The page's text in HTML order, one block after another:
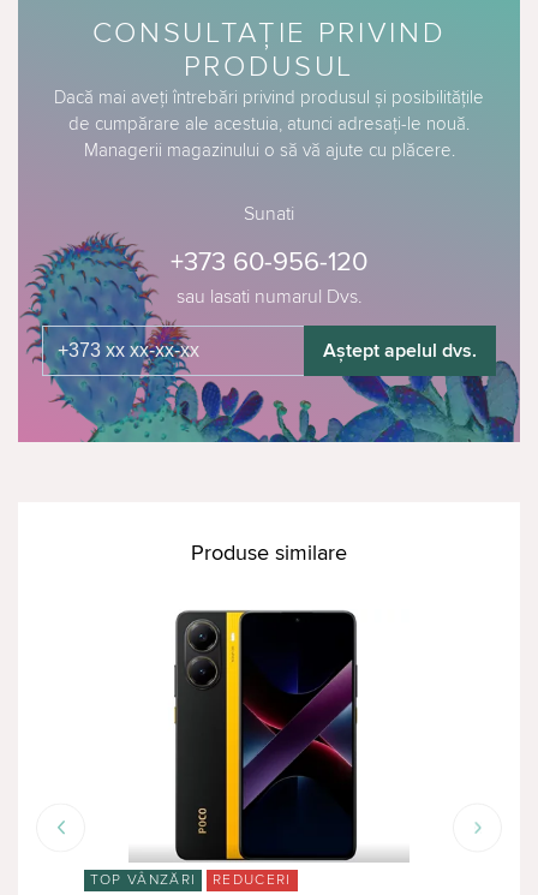
CONSULTAȚIE PRIVIND
PRODUSUL
Dacă mai aveți întrebări privind produsul și posibilitățile
de cumpărare ale acestuia, atunci adresați-le nouă.
Managerii magazinului o să vă ajute cu plăcere.
Sunati
sau lasati numarul Dvs.
+373 60-956-120
Aștept apelul dvs.
Produse similare
TOP VÂNZĂRI REDUCERI